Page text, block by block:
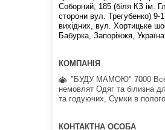
Соборний, 185 (біля КЗ ім.
сторони вул. Трегубенко) 9-
вихідних, вул. Хортицьке
Бабурка, Запоріжжя, Україна
"БУДУ МАМОЮ" 7000
немовлят Одяг та білизна
та годуючих, Сумки в